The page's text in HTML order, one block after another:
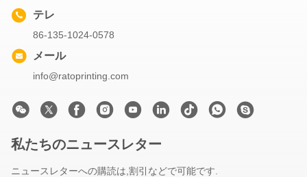
テレ
86-135-1024-0578
メール
info@ratoprinting.com
私たちのニュースレター
ニュースレターへの購読は,割引などで可能です.